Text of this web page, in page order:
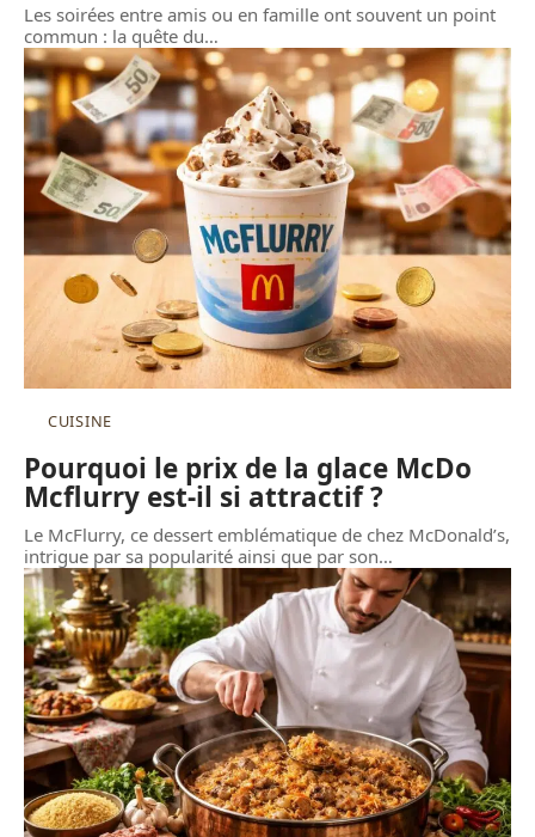
Les soirées entre amis ou en famille ont souvent un point
commun : la quête du…
CUISINE
Pourquoi le prix de la glace McDo
Mcflurry est-il si attractif ?
Le McFlurry, ce dessert emblématique de chez McDonald’s,
intrigue par sa popularité ainsi que par son…